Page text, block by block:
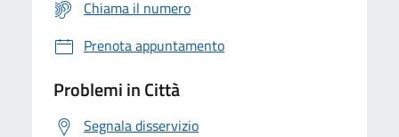
Chiama il numero
Prenota appuntamento
Problemi in Città
Segnala disservizio